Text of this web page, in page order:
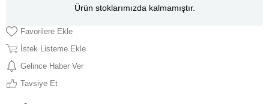
Ürün stoklarımızda kalmamıştır.
Favorilere Ekle
İstek Listeme Ekle
Gelince Haber Ver
Tavsiye Et